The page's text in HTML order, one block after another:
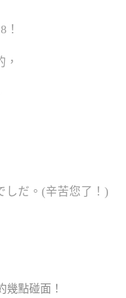
しだ。(辛苦您了！)
幾點碰面！